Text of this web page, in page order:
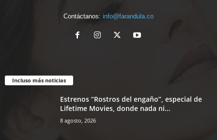
Contáctanos: info@farandula.co
Incluso más noticias
Estrenos “Rostros del engaño”, especial de
Lifetime Movies, donde nada ni...
8 agosto, 2026